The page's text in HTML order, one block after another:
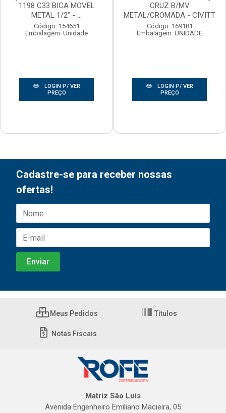
1198 C33 BICA MOVEL
METAL 1/2” - ...
Código: 154651
Embalagem: Unidade
LOGIN P/ VER
PREÇO
CRUZ B/MV
METAL/CROMADA - CIVITT
Código: 169181
Embalagem: UNIDADE
LOGIN P/ VER
PREÇO
Cadastre-se para receber nossas
ofertas!
Meus Pedidos Títulos
Notas Fiscais
Matriz São Luís
Avenida Engenheiro Emiliano Macieira, 05